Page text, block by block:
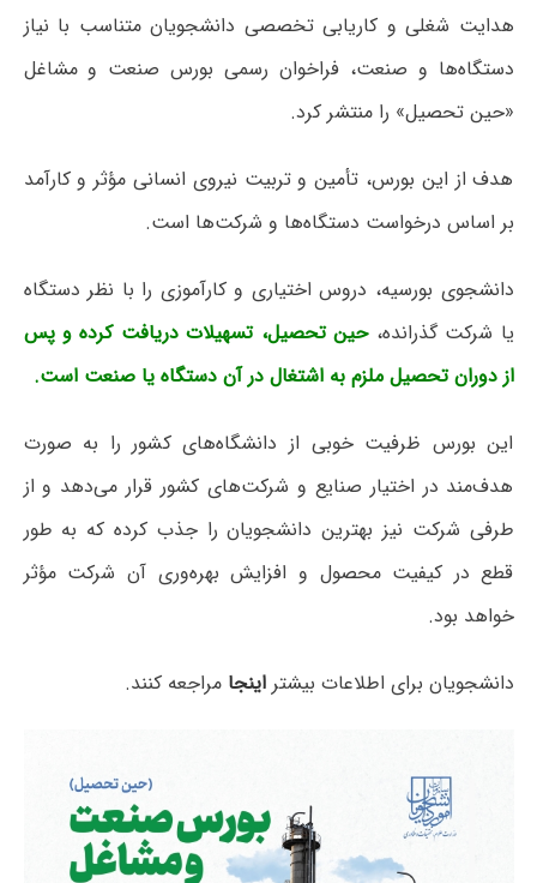
هدایت شغلی و کاریابی تخصصی دانشجویان متناسب با نیاز
دستگاه‌ها و صنعت، فراخوان رسمی بورس صنعت و مشاغل
«حین تحصیل» را منتشر کرد.
هدف از این بورس، تأمین و تربیت نیروی انسانی مؤثر و کارآمد
بر اساس درخواست دستگاه‌ها و شرکت‌ها است.
دانشجوی بورسیه، دروس اختیاری و کارآموزی را با نظر دستگاه
یا شرکت گذرانده،حین تحصیل، تسهیلات دریافت کرده و پس
از دوران تحصیل ملزم به اشتغال در آن دستگاه یا صنعت است.
این بورس ظرفیت خوبی از دانشگاه‌های کشور را به صورت
هدف‌مند در اختیار صنایع و شرکت‌های کشور قرار می‌دهد و از
طرفی شرکت نیز بهترین دانشجویان را جذب کرده که به طور
قطع در کیفیت محصول و افزایش بهره‌وری آن شرکت مؤثر
خواهد بود.
دانشجویان برای اطلاعات بیشتراینجامراجعه کنند.